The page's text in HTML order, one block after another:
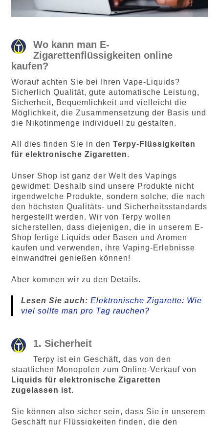
Wo kann man E-
Zigarettenflüssigkeiten online
kaufen?
Worauf achten Sie bei Ihren Vape-Liquids?
Sicherlich Qualität, gute automatische Leistung,
Sicherheit, Bequemlichkeit und vielleicht die
Möglichkeit, die Zusammensetzung der Basis und
die Nikotinmenge individuell zu gestalten.
All dies finden Sie in den Terpy-Flüssigkeiten
für elektronische Zigaretten.
Unser Shop ist ganz der Welt des Vapings
gewidmet: Deshalb sind unsere Produkte nicht
irgendwelche Produkte, sondern solche, die nach
den höchsten Qualitäts- und Sicherheitsstandards
hergestellt werden. Wir von Terpy wollen
sicherstellen, dass diejenigen, die in unserem E-
Shop fertige Liquids oder Basen und Aromen
kaufen und verwenden, ihre Vaping-Erlebnisse
einwandfrei genießen können!
Aber kommen wir zu den Details.
Lesen Sie auch: Elektronische Zigarette: Wie
viel sollte man pro Tag rauchen?
1. Sicherheit
Terpy ist ein Geschäft, das von den
staatlichen Monopolen zum Online-Verkauf von
Liquids für elektronische Zigaretten
zugelassen ist.
Sie können also sicher sein, dass Sie in unserem
Geschäft nur Flüssigkeiten finden, die den